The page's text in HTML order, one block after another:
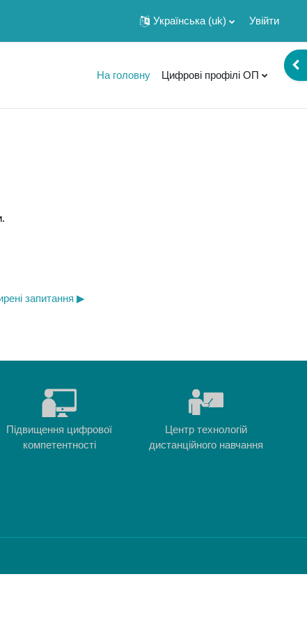
Українська ‎(uk)‎ Увійти
На головну Цифрові профілі ОП
запитання ▶︎
Підвищення цифрової
компетентності
Центр технологій
дистанційного навчання